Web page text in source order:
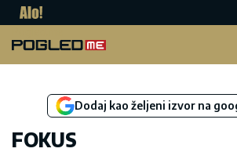
Dodaj kao željeni izvor na
FOKUS